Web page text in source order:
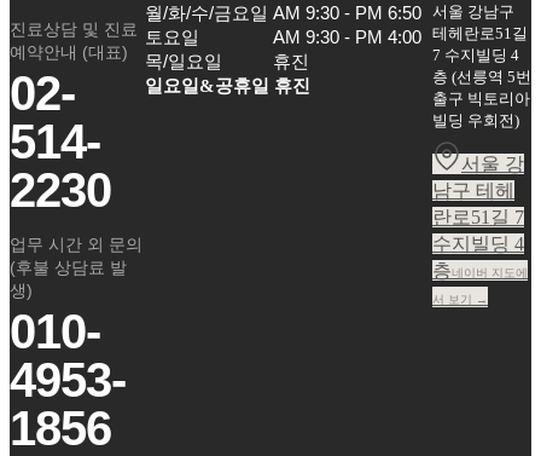
진료상담 및 진료
예약안내 (대표)
02-
514-
2230
업무 시간 외 문의
(후불 상담료 발
생)
010-
4953-
1856
월/화/수/금요일
토요일
목/일요일
AM 9:30 - PM 6:50
AM 9:30 - PM 4:00
휴진
일요일&공휴일 휴진
서울 강남구
테헤란로51길
7 수지빌딩 4
층 (선릉역 5번
출구 빅토리아
빌딩 우회전)
서울 강
남구 테헤
란로51길 7
수지빌딩 4
층네이버 지도에
서 보기 →